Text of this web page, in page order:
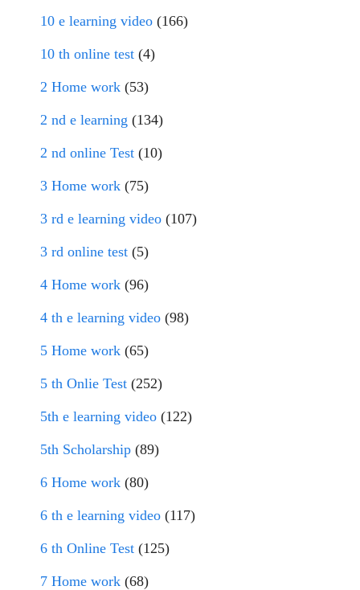
10 e learning video (166)
10 th online test (4)
2 Home work (53)
2 nd e learning (134)
2 nd online Test (10)
3 Home work (75)
3 rd e learning video (107)
3 rd online test (5)
4 Home work (96)
4 th e learning video (98)
5 Home work (65)
5 th Onlie Test (252)
5th e learning video (122)
5th Scholarship (89)
6 Home work (80)
6 th e learning video (117)
6 th Online Test (125)
7 Home work (68)